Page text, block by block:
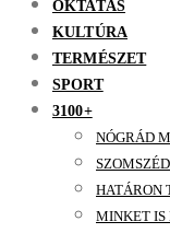
OKTATÁS
KULTÚRA
TERMÉSZET
SPORT
3100+
NÓGRÁD
HATÁRON
MINKET IS